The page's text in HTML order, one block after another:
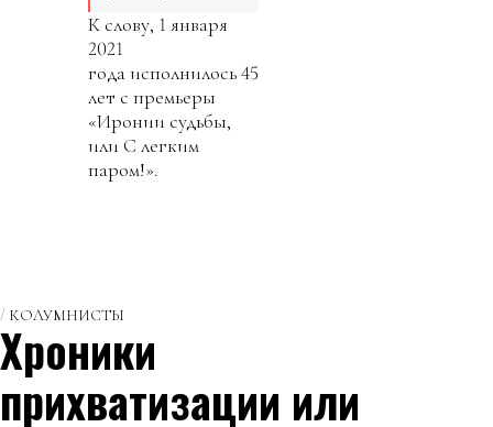
К слову, 1 января
2021
года исполнилось 45
лет с премьеры
«Иронии судьбы,
или С легким
паром!».
КОЛУМНИСТЫ
Хроники
прихватизации или